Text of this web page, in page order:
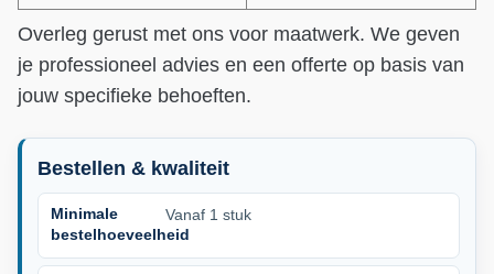
Overleg gerust met ons voor maatwerk. We geven
je professioneel advies en een offerte op basis van
jouw specifieke behoeften.
Bestellen & kwaliteit
Minimale
bestelhoeveelheid
Vanaf 1 stuk